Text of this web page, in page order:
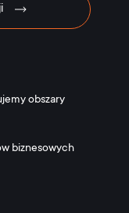
obszary
biznesowych